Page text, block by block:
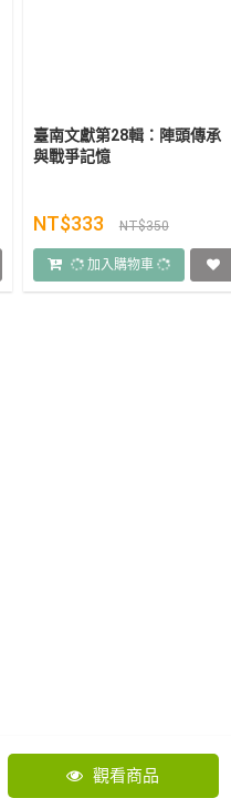
臺南文獻第28輯：陣頭傳承
與戰爭記憶
NT$333 NT$350
加入購物車
觀看商品